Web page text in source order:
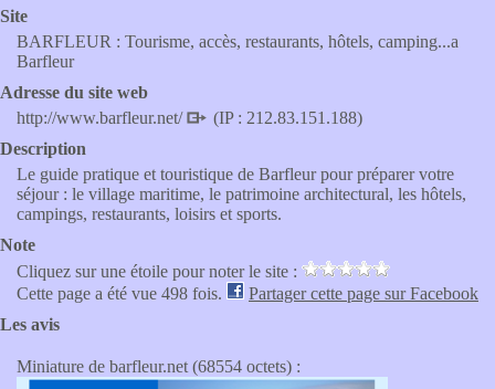
Site
BARFLEUR : Tourisme, accès, restaurants, hôtels, camping...a
Barfleur
Adresse du site web
http://www.barfleur.net/
(IP : 212.83.151.188)
Description
Le guide pratique et touristique de Barfleur pour préparer votre
séjour : le village maritime, le patrimoine architectural, les hôtels,
campings, restaurants, loisirs et sports.
Note
Cliquez sur une étoile pour noter le site :
Cette page a été vue 498 fois.
Partager cette page sur Facebook
Les avis
Miniature de barfleur.net (68554 octets) :